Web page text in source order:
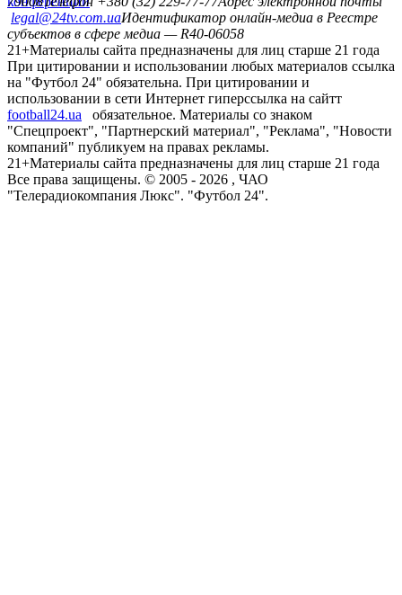
legal@24tv.com.uaИдентификатор онлайн-медиа в Реестре
субъектов в сфере медиа — R40-06058
21+Материалы сайта предназначены для лиц старше 21 года
При цитировании и использовании любых материалов ссылка
на "Футбол 24" обязательна. При цитировании и
использовании в сети Интернет гиперссылка на сайтт
football24.ua
обязательное. Материалы со знаком
"Спецпроект", "Партнерский материал", "Реклама", "Новости
компаний" публикуем на правах рекламы.
21+Материалы сайта предназначены для лиц старше 21 года
Все права защищены. © 2005 - 2026 , ЧАО
"Телерадиокомпания Люкс". "Футбол 24".